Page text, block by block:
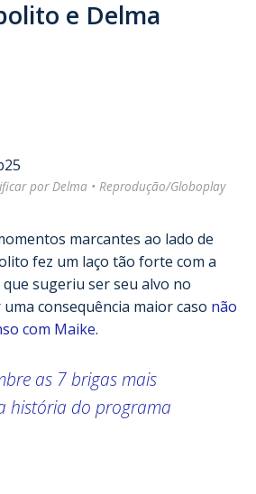
e Delma
por Delma • Reprodução/Globoplay
marcantes ao lado de
fez um laço tão forte com a
sugeriu ser seu alvo no
consequência maior caso não
com Maike.
as 7 brigas mais
história do programa